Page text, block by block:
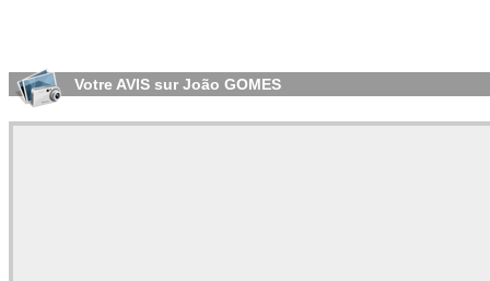
Votre AVIS sur João GOMES